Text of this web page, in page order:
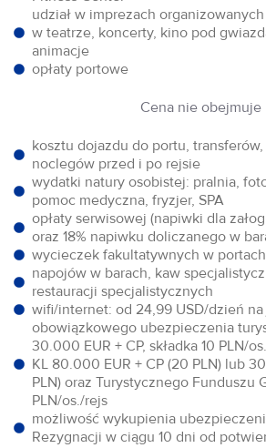
udział w imprezach
w teatrze, koncerty, kino pod
animacje
opłaty portowe
Cena nie obejmuje
kosztu dojazdu do portu,
noclegów przed i po rejsie
wydatki natury osobistej: pralnia,
pomoc medyczna, fryzjer, SPA
opłaty serwisowej (napiwki dla
oraz 18% napiwku doliczanego w
wycieczek fakultatywnych w portach
napojów w barach, kaw
restauracji specjalistycznych
wifi/internet: od 24,99 USD/dzień
obowiązkowego ubezpieczenia
30.000 EUR + CP, składka 10 PLN/
KL 80.000 EUR + CP (20 PLN) lub
PLN) oraz Turystycznego Funduszu
PLN/os./rejs
możliwość wykupienia
Rezygnacji w ciągu 10 dni od